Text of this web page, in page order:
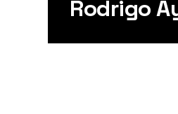
Rodrigo